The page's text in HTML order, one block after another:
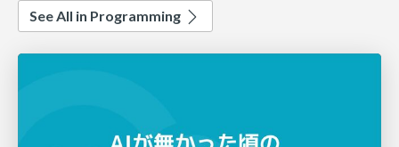
See All in Programming